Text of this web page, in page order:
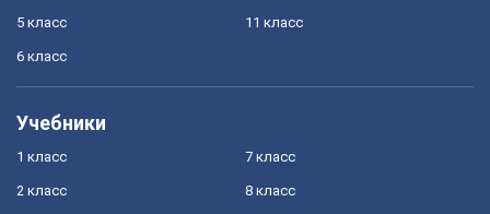
5 класс
6 класс
11 класс
Учебники
1 класс
2 класс
7 класс
8 класс